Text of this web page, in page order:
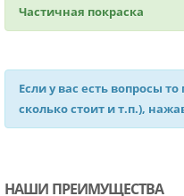
Частичная покраска
Если у вас есть вопросы
сколько стоит и т.п.),
НАШИ ПРЕИМУЩЕСТВА